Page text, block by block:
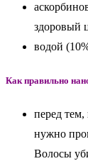
здоровый
водой
Как правильно
перед тем,
нужно
Волосы